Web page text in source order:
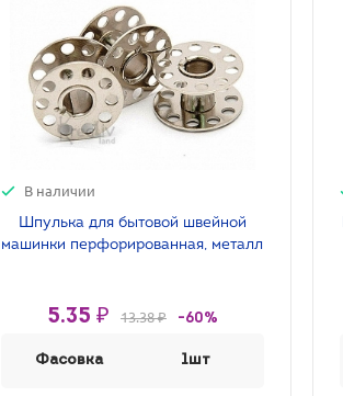
В наличии
Шпулька для бытовой швейной
машинки перфорированная, металл
5.35 ₽ 13.38 ₽ -60%
Фасовка 1шт